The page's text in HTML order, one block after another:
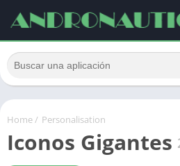
Home/ Personalisation
Iconos Gigantes